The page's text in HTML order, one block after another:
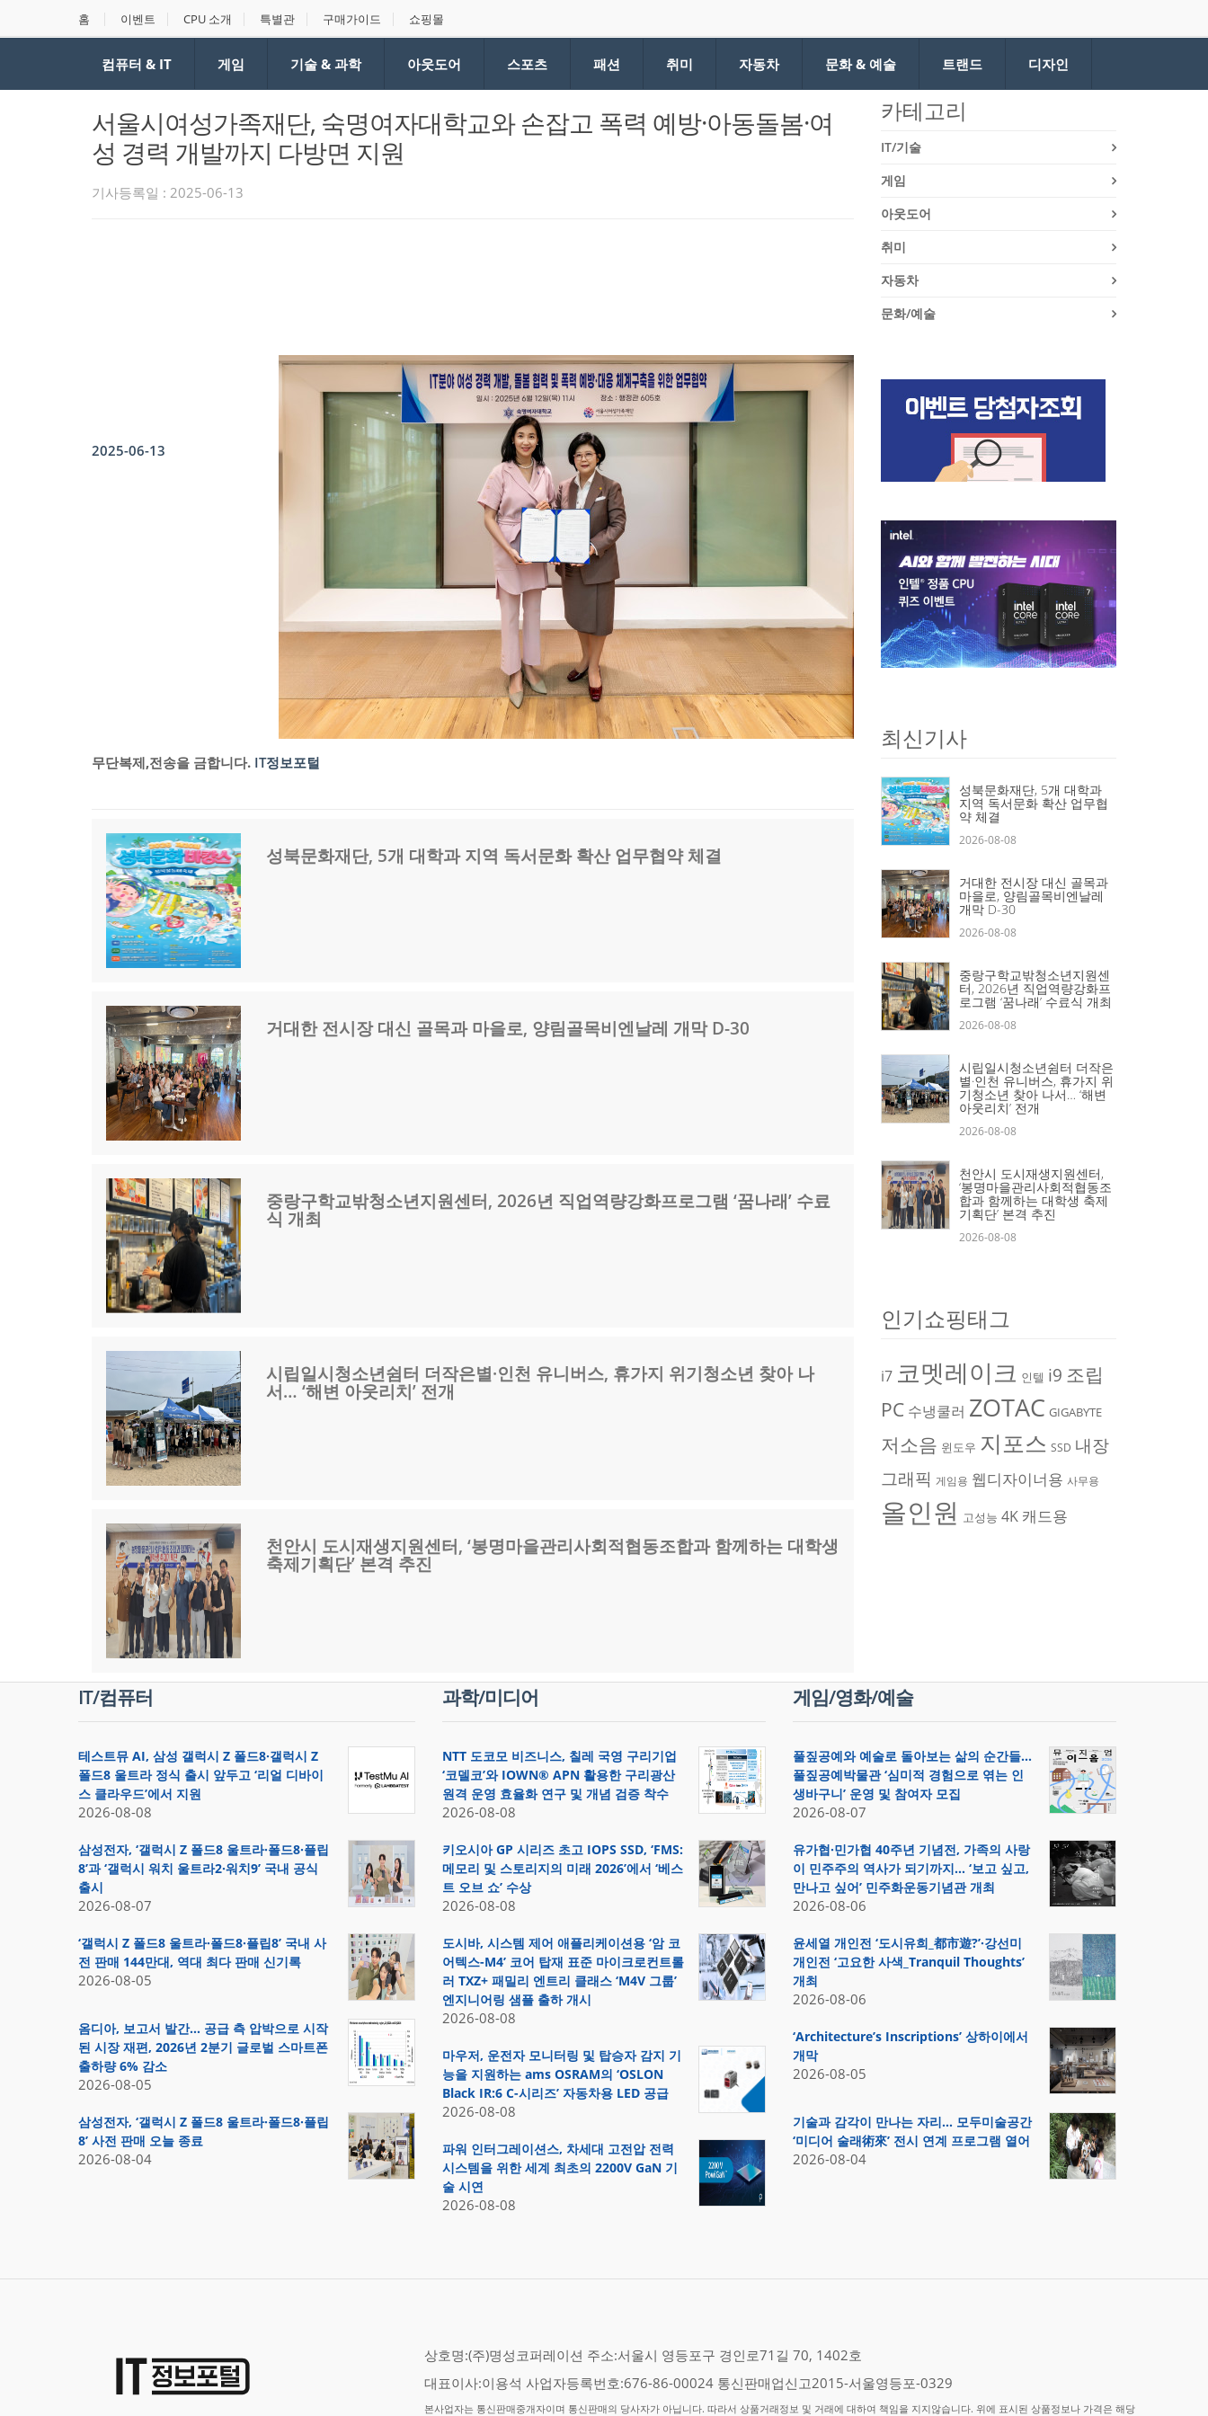
홈 이벤트 CPU 소개 특별관 구매가이드 쇼핑몰
컴퓨터 & IT 게임 기술 & 과학 아웃도어 스포츠 패션 취미 자동차 문화 & 예술 트랜드 디자인
서울시여성가족재단, 숙명여자대학교와 손잡고 폭력 예방·아동돌봄·여
성 경력 개발까지 다방면 지원
기사등록일 : 2025-06-13
2025-06-13
무단복제,전송을 금합니다. IT정보포털
성북문화재단, 5개 대학과 지역 독서문화 확산 업무협약 체결
거대한 전시장 대신 골목과 마을로, 양림골목비엔날레 개막 D-30
중랑구학교밖청소년지원센터, 2026년 직업역량강화프로그램 ‘꿈나래’ 수료
식 개최
시립일시청소년쉼터 더작은별·인천 유니버스, 휴가지 위기청소년 찾아 나
서… ‘해변 아웃리치’ 전개
천안시 도시재생지원센터, ‘봉명마을관리사회적협동조합과 함께하는 대학생
축제기획단’ 본격 추진
카테고리
IT/기술
게임
아웃도어
취미
자동차
문화/예술
최신기사
성북문화재단, 5개 대학과
지역 독서문화 확산 업무협
약 체결
2026-08-08
거대한 전시장 대신 골목과
마을로, 양림골목비엔날레
개막 D-30
2026-08-08
중랑구학교밖청소년지원센
터, 2026년 직업역량강화프
로그램 ‘꿈나래’ 수료식 개최
2026-08-08
시립일시청소년쉼터 더작은
별·인천 유니버스, 휴가지 위
기청소년 찾아 나서… ‘해변
아웃리치’ 전개
2026-08-08
천안시 도시재생지원센터,
‘봉명마을관리사회적협동조
합과 함께하는 대학생 축제
기획단’ 본격 추진
2026-08-08
인기쇼핑태그
i7 코멧레이크 인텔 i9 조립
PC 수냉쿨러 ZOTAC GIGABYTE
저소음 윈도우 지포스 SSD 내장
그래픽 게임용 웹디자이너용 사무용
올인원 고성능 4K 캐드용
IT/컴퓨터
테스트뮤 AI, 삼성 갤럭시 Z 폴드8·갤럭시 Z
폴드8 울트라 정식 출시 앞두고 ‘리얼 디바이
스 클라우드’에서 지원
2026-08-08
삼성전자, ‘갤럭시 Z 폴드8 울트라·폴드8·플립
8’과 ‘갤럭시 워치 울트라2·워치9’ 국내 공식
출시
2026-08-07
‘갤럭시 Z 폴드8 울트라·폴드8·플립8’ 국내 사
전 판매 144만대, 역대 최다 판매 신기록
2026-08-05
옴디아, 보고서 발간… 공급 측 압박으로 시작
된 시장 재편, 2026년 2분기 글로벌 스마트폰
출하량 6% 감소
2026-08-05
삼성전자, ‘갤럭시 Z 폴드8 울트라·폴드8·플립
8’ 사전 판매 오늘 종료
2026-08-04
과학/미디어
NTT 도코모 비즈니스, 칠레 국영 구리기업
‘코델코’와 IOWN® APN 활용한 구리광산
원격 운영 효율화 연구 및 개념 검증 착수
2026-08-08
키오시아 GP 시리즈 초고 IOPS SSD, ‘FMS:
메모리 및 스토리지의 미래 2026’에서 ‘베스
트 오브 쇼’ 수상
2026-08-08
도시바, 시스템 제어 애플리케이션용 ‘암 코
어텍스-M4’ 코어 탑재 표준 마이크로컨트롤
러 TXZ+ 패밀리 엔트리 클래스 ‘M4V 그룹’
엔지니어링 샘플 출하 개시
2026-08-08
마우저, 운전자 모니터링 및 탑승자 감지 기
능을 지원하는 ams OSRAM의 ‘OSLON
Black IR:6 C-시리즈’ 자동차용 LED 공급
2026-08-08
파워 인터그레이션스, 차세대 고전압 전력
시스템을 위한 세계 최초의 2200V GaN 기
술 시연
2026-08-08
게임/영화/예술
풀짚공예와 예술로 돌아보는 삶의 순간들…
풀짚공예박물관 ‘심미적 경험으로 엮는 인
생바구니’ 운영 및 참여자 모집
2026-08-07
유가협·민가협 40주년 기념전, 가족의 사랑
이 민주주의 역사가 되기까지… ‘보고 싶고,
만나고 싶어’ 민주화운동기념관 개최
2026-08-06
윤세열 개인전 ‘도시유희_都市遊?’·강선미
개인전 ‘고요한 사색_Tranquil Thoughts’
개최
2026-08-06
‘Architecture’s Inscriptions’ 상하이에서
개막
2026-08-05
기술과 감각이 만나는 자리… 모두미술공간
‘미디어 술래術來’ 전시 연계 프로그램 열어
2026-08-04
상호명:(주)명성코퍼레이션 주소:서울시 영등포구 경인로71길 70, 1402호
대표이사:이용석 사업자등록번호:676-86-00024 통신판매업신고2015-서울영등포-0329
본사업자는 통신판매중개자이며 통신판매의 당사자가 아닙니다. 따라서 상품거래정보 및 거래에 대하여 책임을 지지않습니다. 위에 표시된 상품정보나 가격은 해당